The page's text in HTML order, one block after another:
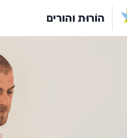
הוֹרוּת והורים